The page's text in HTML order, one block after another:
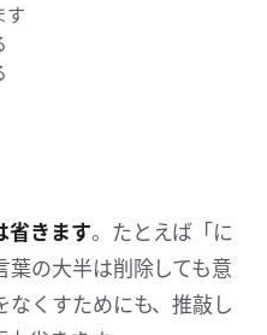
す
省きます。たとえば「に
葉の大半は削除しても意
なくすためにも、推敲し